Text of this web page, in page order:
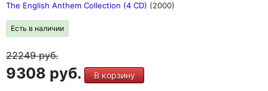
The English Anthem Collection (4 CD) (2000)
Есть в наличии
22249руб.
9308 руб. В корзину